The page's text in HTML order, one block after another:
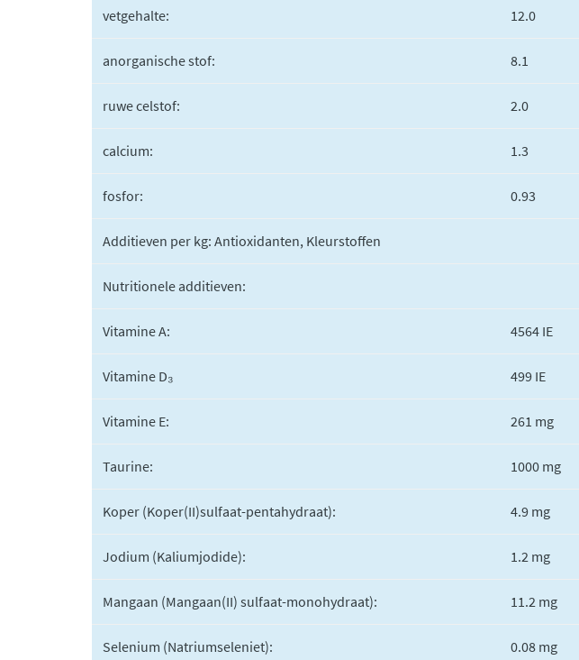
vetgehalte: 12.0
anorganische stof: 8.1
ruwe celstof: 2.0
calcium: 1.3
fosfor: 0.93
Additieven per kg: Antioxidanten, Kleurstoffen
Nutritionele additieven:
Vitamine A: 4564 IE
Vitamine D₃ 499 IE
Vitamine E: 261 mg
Taurine: 1000 mg
Koper (Koper(II)sulfaat-pentahydraat): 4.9 mg
Jodium (Kaliumjodide): 1.2 mg
Mangaan (Mangaan(II) sulfaat-monohydraat): 11.2 mg
Selenium (Natriumseleniet): 0.08 mg